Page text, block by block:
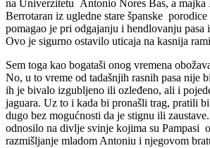
na Univerzitetu Antonio Nores Bas, a majka
Berrotaran iz ugledne stare španske porodice
pomagao je pri odgajanju i hendlovanju pasa
Ovo je sigurno ostavilo uticaja na kasnija
Sem toga kao bogataši onog vremena
No, u to vreme od tadašnjih rasnih pasa nije
ih je bivalo izgubljeno ili ozleđeno, ali i
jaguara. Uz to i kada bi pronašli trag, pratili
dugo bez mogućnosti da je stignu ili
odnosilo na divlje svinje kojima su Pampasi
razmišljanje mladom Antoniu i njegovom